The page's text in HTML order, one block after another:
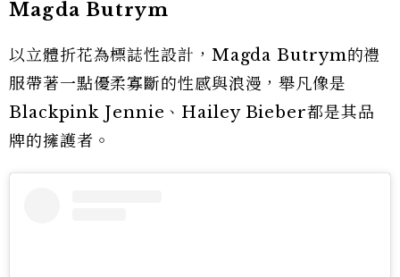
Magda Butrym
以立體折花為標誌性設計，Magda Butrym的禮
服帶著一點優柔寡斷的性感與浪漫，舉凡像是
Blackpink Jennie、Hailey Bieber都是其品
牌的擁護者。